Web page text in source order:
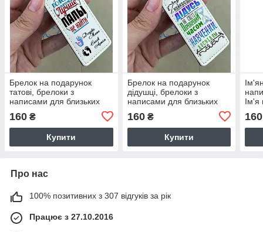
Брелок на подарунок
татові, брелоки з
написами для близьких
160 ₴
Купити
Брелок на подарунок
дідушці, брелоки з
написами для близьких
160₴
Купити
Ім'я
160
Про нас
100% позитивних з 307 відгуків за рік
Працює з 27.10.2016